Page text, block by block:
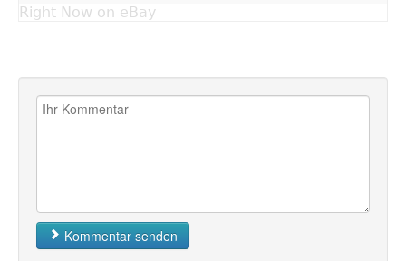
Right Now on eBay
Kommentar senden